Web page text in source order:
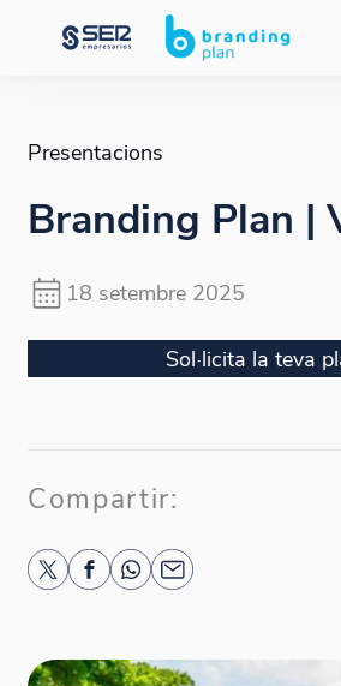
Presentacions
Branding Plan |
18 setembre 2025
Sol·licita la teva
Compartir: